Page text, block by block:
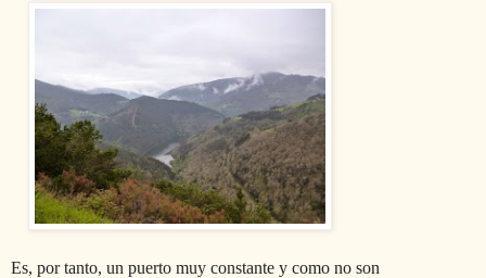
Es, por tanto, un puerto muy constante y como no son